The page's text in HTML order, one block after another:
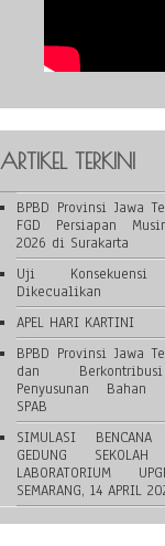
ARTIKEL TERKINI
BPBD Provinsi Jawa
FGD Persiapan
2026 di Surakarta
Uji Konsekuensi
Dikecualikan
APEL HARI KARTINI
BPBD Provinsi Jawa
dan
Penyusunan Bahan
SPAB
SIMULASI BENCANA
GEDUNG
LABORATORIUM
SEMARANG, 14 APRIL